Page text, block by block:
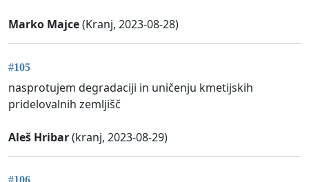
Marko Majce(Kranj, 2023-08-28)
#105
nasprotujem degradaciji in uničenju kmetijskih
pridelovalnih zemljišč
Aleš Hribar(kranj, 2023-08-29)
#106